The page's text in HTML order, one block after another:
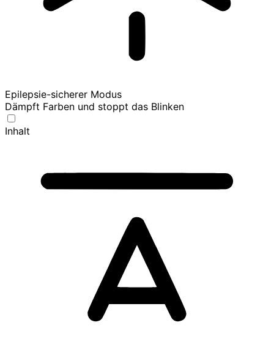
Epilepsie-sicherer Modus
Dämpft Farben und stoppt das Blinken
Inhalt